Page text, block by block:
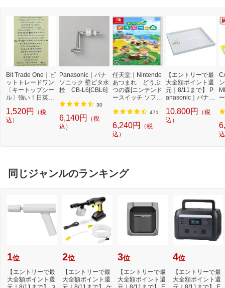
Bit Trade One｜ビ
ットトレードワン
〔キートップシー
ル〕強い！日英対
プシールセット ブ
ルー DYKTSBL
1,520円
（税
込）
Panasonic｜パナ
ソニック 壁ピタ水
栓 CB-L6[CBL6]
30
6,140円
（税
込）
任天堂｜Nintendo
あつまれ どうぶ
つの森[ニンテンド
ースイッチ ソフ
471
6,240円
（税
込）
【エントリーで最
大全額ポイント還
元｜8/11まで】 P
anasonic｜パナソ
水フロアー800タ
イプ GB73
10,800円
（税
込）
同じジャンルのランキング
1位
【エントリーで最
大全額ポイント還
2位
【エントリーで最
大全額ポイント還
3位
【エントリーで最
大全額ポイント還
4位
【エントリーで最
大全額ポイント還